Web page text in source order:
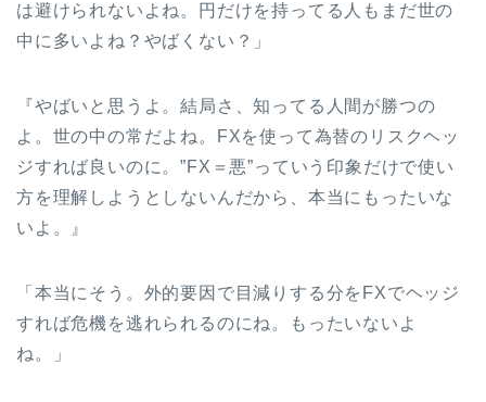
は避けられないよね。円だけを持ってる人もまだ世の
中に多いよね？やばくない？」
『やばいと思うよ。結局さ、知ってる人間が勝つの
よ。世の中の常だよね。FXを使って為替のリスクヘッ
ジすれば良いのに。”FX＝悪”っていう印象だけで使い
方を理解しようとしないんだから、本当にもったいな
いよ。』
「本当にそう。外的要因で目減りする分をFXでヘッジ
すれば危機を逃れられるのにね。もったいないよ
ね。」